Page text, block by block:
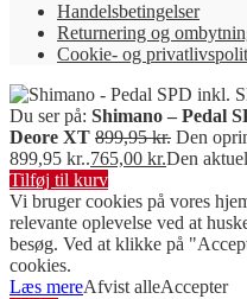
Handelsbetingelser
Returnering og
Cookie- og
Du ser på: Shimano – Pedal
Deore XT 899,95kr. Den
899,95 kr..765,00 kr.Den
Tilføj til kurv
Vi bruger cookies på vores
relevante oplevelse ved at
besøg. Ved at klikke på
cookies.
Læs mereAfvist alleAccepter